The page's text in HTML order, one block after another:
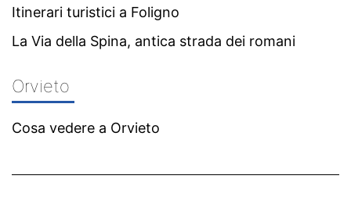
Itinerari turistici a Foligno
La Via della Spina, antica strada dei romani
Orvieto
Cosa vedere a Orvieto